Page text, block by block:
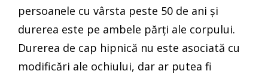
persoanele cu vârsta peste 50 de ani și
durerea este pe ambele părți ale corpului.
Durerea de cap hipnică nu este asociată cu
modificări ale ochiului, dar ar putea fi